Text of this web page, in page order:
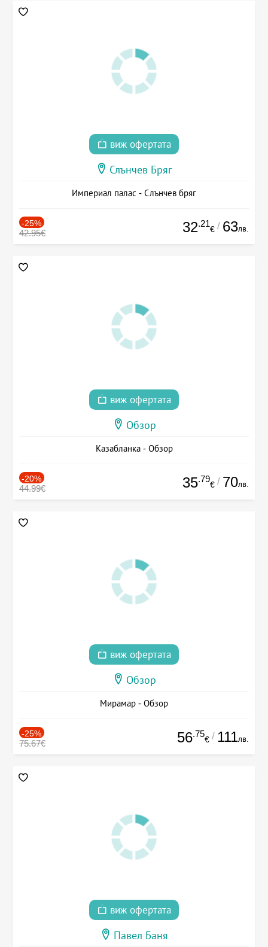
виж офертата
Слънчев Бряг
Империал палас - Слънчев бряг
-25%
42.95€ 32.21
€ / 63лв.
виж офертата
Обзор
Казабланка - Обзор
-20%
44.99€ 35.79
€ / 70лв.
виж офертата
Обзор
Мирамар - Обзор
-25%
75.67€ 56.75
€ / 111лв.
виж офертата
Павел Баня